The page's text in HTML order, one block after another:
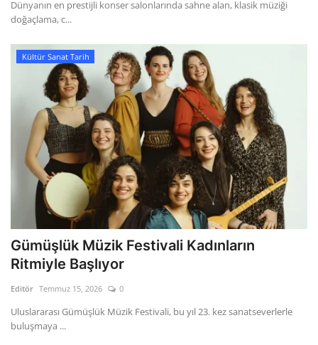
Dünyanın en prestijli konser salonlarında sahne alan, klasik müziği
doğaçlama, c...
Kültür Sanat Tarih
Gümüşlük Müzik Festivali Kadınların
Ritmiyle Başlıyor
Editör Temmuz 15, 2026 0
Uluslararası Gümüşlük Müzik Festivali, bu yıl 23. kez sanatseverlerle
buluşmaya ...